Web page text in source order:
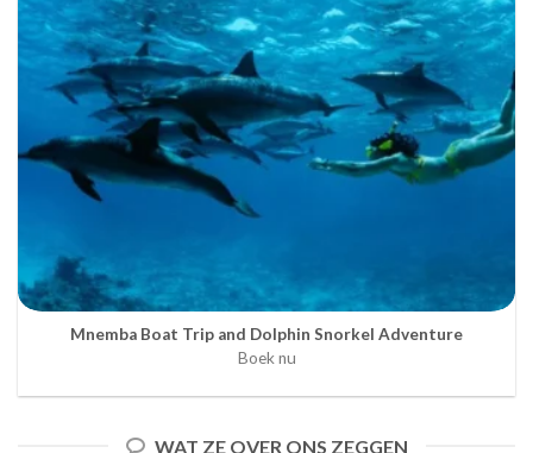
Mnemba Boat Trip and Dolphin Snorkel Adventure
Boek nu
WAT ZE OVER ONS ZEGGEN